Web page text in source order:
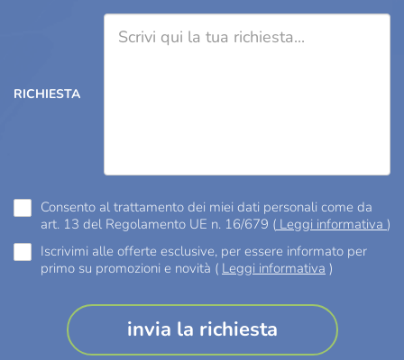
RICHIESTA
Consento al trattamento dei miei dati personali come da
art. 13 del Regolamento UE n. 16/679 ( Leggi informativa )
Iscrivimi alle offerte esclusive, per essere informato per
primo su promozioni e novità ( Leggi informativa )